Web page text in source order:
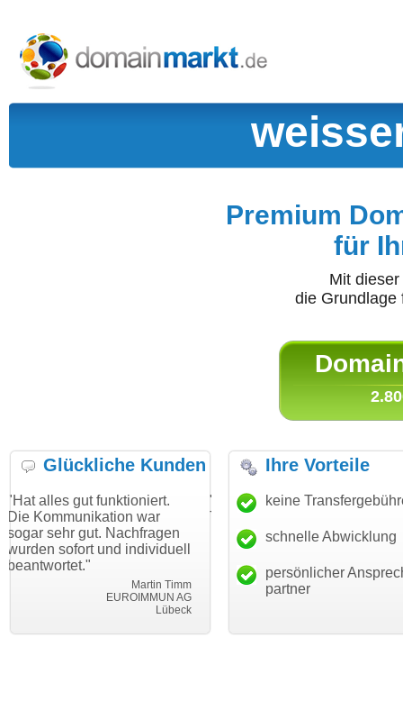
Premium
für
Mit
die
Glückliche Kunden
funktioniert.
war
Nachfragen
und individuell
"Danke für den schnellen
Transfer und guten Service!"
Thomas Schäfer
i can eckert communication GmbH
"Ich bin
haben. Die
mein
Ihre Vorteile
keine
schnelle Abwicklung
persönlicher
partner